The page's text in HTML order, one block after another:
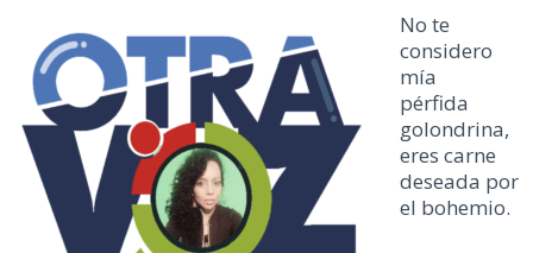
No te
considero
mía
pérfida
golondrina,
eres carne
deseada por
el bohemio.